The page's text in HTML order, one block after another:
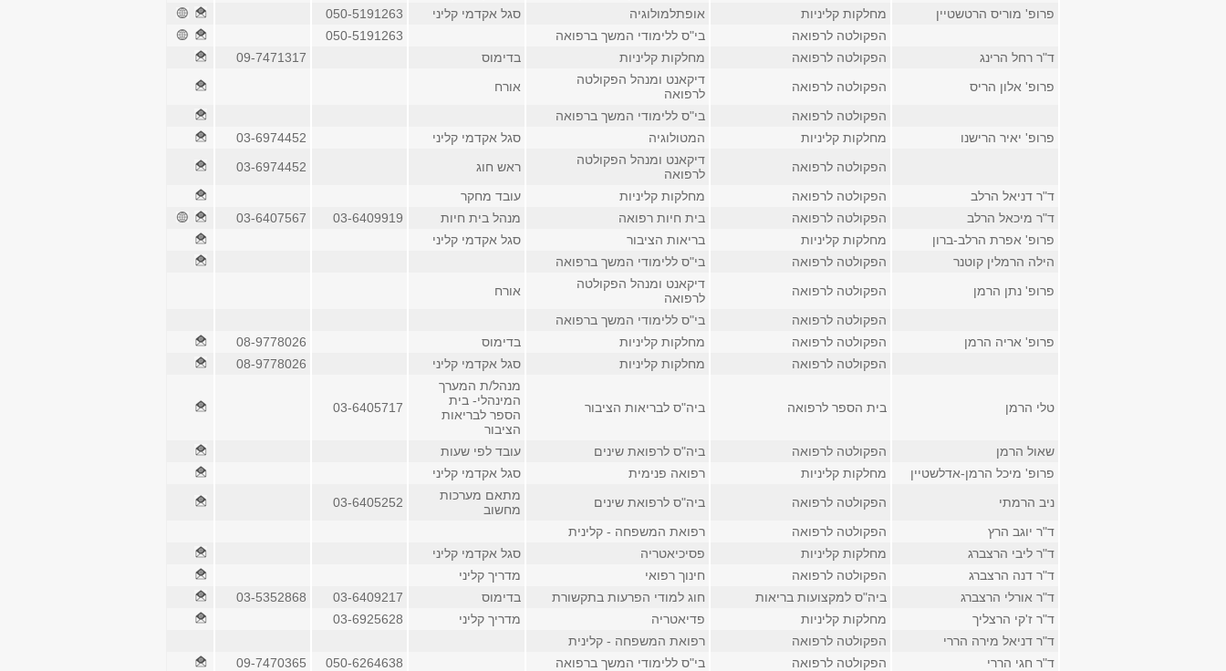
פרופ' מוריס הרטשטיין
מחלקות קליניות אופתלמולוגיה סגל אקדמי קליני
050-5191263
הפקולטה לרפואה
בי"ס ללימודי המשך ברפואה
050-5191263
ד"ר רחל הרינג
הפקולטה לרפואה מחלקות קליניות בדימוס
09-7471317
פרופ' אלון הריס
הפקולטה לרפואה
דיקאנט ומנהל הפקולטה
לרפואה
אורח
הפקולטה לרפואה
בי"ס ללימודי המשך ברפואה
פרופ' יאיר הרישנו
מחלקות קליניות המטולוגיה סגל אקדמי קליני
03-6974452
הפקולטה לרפואה
דיקאנט ומנהל הפקולטה
לרפואה
ראש חוג
03-6974452
ד"ר דניאל הרלב
הפקולטה לרפואה מחלקות קליניות
עובד מחקר
ד"ר מיכאל הרלב
הפקולטה לרפואה בית חיות רפואה מנהל בית חיות 03-6409919
03-6407567
פרופ' אפרת הרלב-ברון
מחלקות קליניות בריאות הציבור
סגל אקדמי קליני
הילה הרמלין קוטנר
הפקולטה לרפואה
בי"ס ללימודי המשך ברפואה
פרופ' נתן הרמן
הפקולטה לרפואה
דיקאנט ומנהל הפקולטה
לרפואה
אורח
הפקולטה לרפואה
בי"ס ללימודי המשך ברפואה
פרופ' אריה הרמן
הפקולטה לרפואה מחלקות קליניות בדימוס
08-9778026
הפקולטה לרפואה
מחלקות קליניות סגל אקדמי קליני 08-9778026
טלי הרמן בית הספר לרפואה ביה"ס לבריאות הציבור
מנהל/ת המערך
המינהלי- בית
הספר לבריאות
הציבור
03-6405717
שאול הרמן הפקולטה לרפואה ביה"ס לרפואת שינים
עובד לפי שעות
פרופ' מיכל הרמן-אדלשטיין
מחלקות קליניות רפואה פנימית
סגל אקדמי קליני
ניב הרמתי
הפקולטה לרפואה ביה"ס לרפואת שינים
מתאם מערכות
מחשוב
03-6405252
ד"ר יוגב הרץ
הפקולטה לרפואה
רפואת המשפחה - קלינית
ד"ר ליבי הרצברג
מחלקות קליניות פסיכיאטריה
סגל אקדמי קליני
ד"ר דנה הרצברג
הפקולטה לרפואה חינוך רפואי
מדריך קליני
ד"ר אורלי הרצברג
ביה"ס למקצועות בריאות חוג למודי הפרעות בתקשורת בדימוס 03-6409217
03-5352868
ד"ר ז'קי הרצליך
מחלקות קליניות פדיאטריה מדריך קליני
03-6925628
ד"ר דניאל מירה הררי
הפקולטה לרפואה
רפואת המשפחה - קלינית
ד"ר חגי הררי
הפקולטה לרפואה בי"ס ללימודי המשך ברפואה 050-6264638
09-7470365